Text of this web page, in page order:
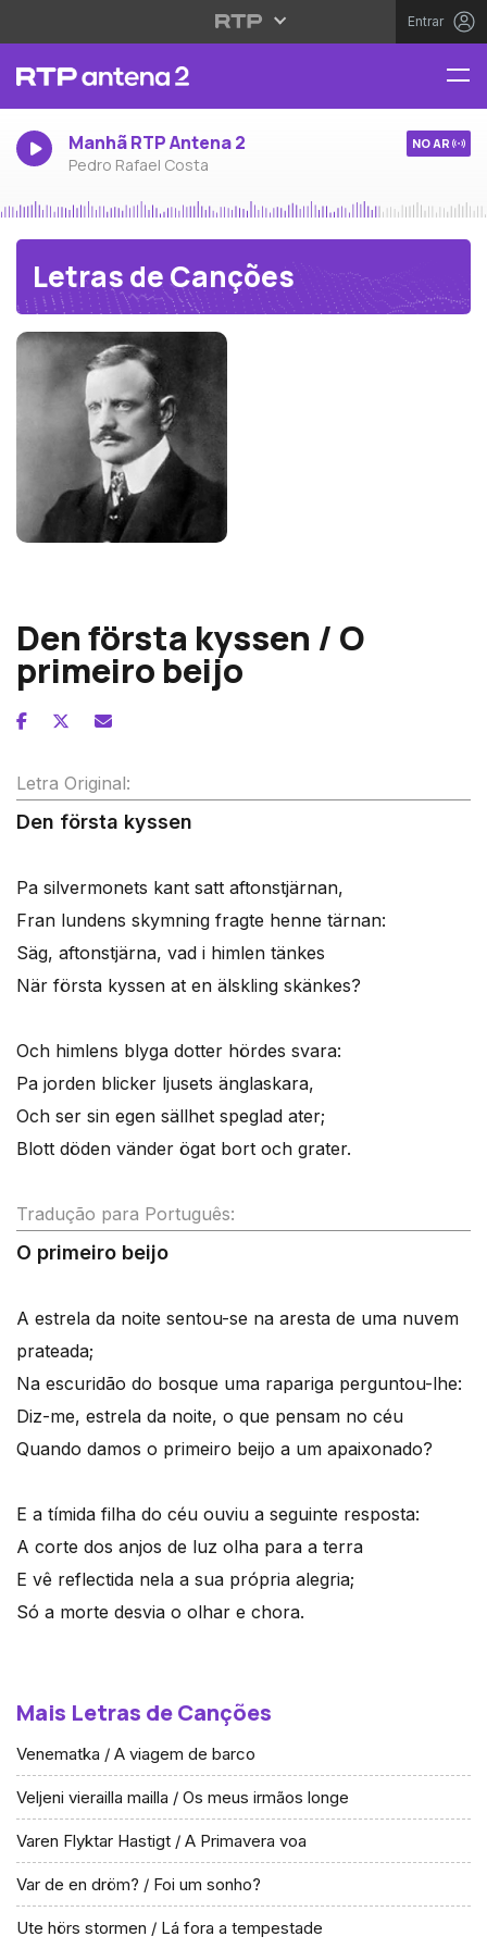
Entrar
Manhã RTP Antena 2
Pedro Rafael Costa
NO AR
Letras de Canções
Den första kyssen / O
primeiro beijo
Letra Original:
Den första kyssen
Pa silvermonets kant satt aftonstjärnan,
Fran lundens skymning fragte henne tärnan:
Säg, aftonstjärna, vad i himlen tänkes
När första kyssen at en älskling skänkes?
Och himlens blyga dotter hördes svara:
Pa jorden blicker ljusets änglaskara,
Och ser sin egen sällhet speglad ater;
Blott döden vänder ögat bort och grater.
Tradução para Português:
O primeiro beijo
A estrela da noite sentou-se na aresta de uma nuvem
prateada;
Na escuridão do bosque uma rapariga perguntou-lhe:
Diz-me, estrela da noite, o que pensam no céu
Quando damos o primeiro beijo a um apaixonado?
E a tímida filha do céu ouviu a seguinte resposta:
A corte dos anjos de luz olha para a terra
E vê reflectida nela a sua própria alegria;
Só a morte desvia o olhar e chora.
Mais Letras de Canções
Venematka / A viagem de barco
Veljeni vierailla mailla / Os meus irmãos longe
Varen Flyktar Hastigt / A Primavera voa
Var de en dröm? / Foi um sonho?
Ute hörs stormen / Lá fora a tempestade